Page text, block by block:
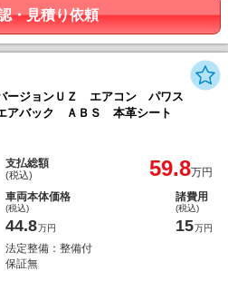
・見積り依頼
ージョンＵＺ エアコン パワス
アバック ＡＢＳ 本革シート
支払総額
(税込) 59.8万円
車両本体価格
(税込)
44.8万円
諸費用
(税込)
15万円
法定整備：整備付
保証無